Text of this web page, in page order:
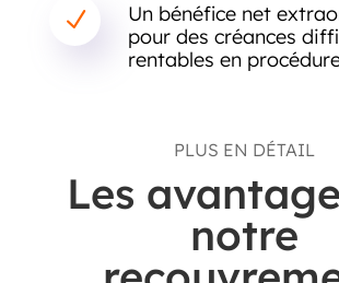
N
Un bénéfice net
pour des créances
rentables en
PLUS EN DÉTAIL
Les
notre